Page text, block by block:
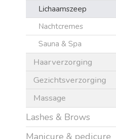
Lichaamszeep
Nachtcremes
Sauna & Spa
Haarverzorging
Gezichtsverzorging
Massage
Lashes & Brows
Manicure & pedicure